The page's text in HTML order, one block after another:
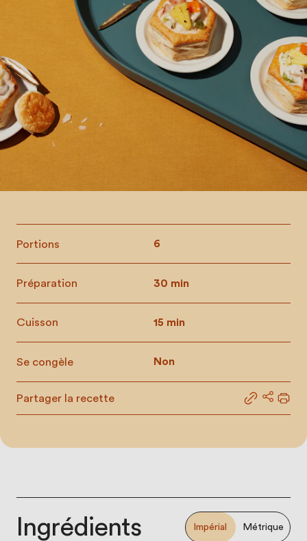
Portions 6
Préparation 30 min
Cuisson 15 min
Se congèle Non
Partager la recette
Partager
Ingrédients Impérial Métrique